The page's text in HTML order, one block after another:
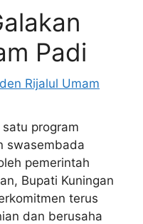
Padi
Rijalul Umam
satu program
swasembada
pemerintah
Bupati Kuningan
terus
dan berusaha